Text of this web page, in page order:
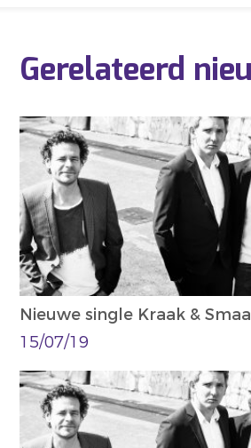
Gerelateerd
Nieuwe single Kraak &
15/07/19